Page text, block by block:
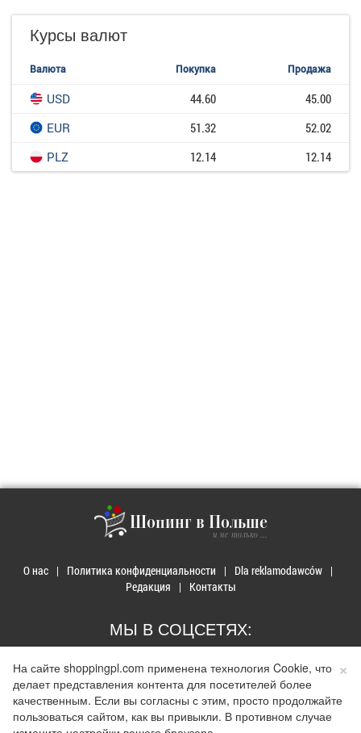
Курсы валют
Валюта Покупка Продажа
USD 44.60
45.00
EUR
51.32
52.02
PLZ
12.14 12.14
Шопинг в Польше
и не только ...
О нас Политика конфиденциальности
Dla reklamodawców
Редакция
Контакты
МЫ В СОЦСЕТЯХ:
© 2026 Покупки в Польше. Developed byRealnet.cf.Depositphotos
Использование материалов допускается только при наличии активной ссылки на
×
На сайте shoppingpl.com применена технология Cookie, что
делает представления контента для посетителей более
качественным. Если вы согласны с этим, просто продолжайте
пользоваться сайтом, как вы привыкли. В противном случае